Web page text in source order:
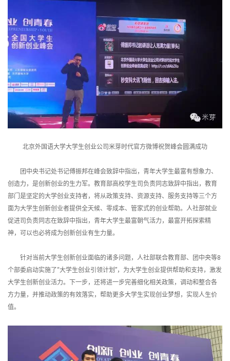
北京外国语大学大学生创业公司米芽时代官方微博祝贺峰会圆满成功
团中央书记处书记傅振邦在峰会致辞中指出，青年大学生最富有想象力、
创造力，是创新创业的生力军。教育部高校学生司负责同志致辞中指出，教育
部门是坚定的大学创业支持者，将从政策支持、资源支持、服务支持等三个方
面为大学生创新创业者提供全天候、零成本、管家式的创业帮助。人社部就业
促进司负责同志在致辞中指出，青年大学生最富朝气活力，最富开拓探索精
神，可以也必将成为创新创业有生力量。
针对当前大学生创新创业面临的诸多问题，人社部联合教育部、团中央等8
个部委启动实施了“大学生创业引领计划”，为大学生创业提供帮助和支持，激发
大学生创新创业活力。下一步，还将进一步完善细化相关政策，调动和整合各
方力量，并推动政策的有效落实，帮助更多大学生实现创业梦想，实现人生价
值。